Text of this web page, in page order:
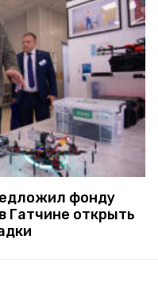
фонду
Гатчине открыть